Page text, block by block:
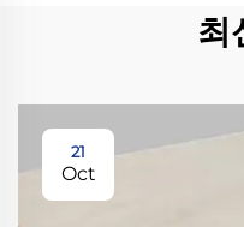
최
21
Oct